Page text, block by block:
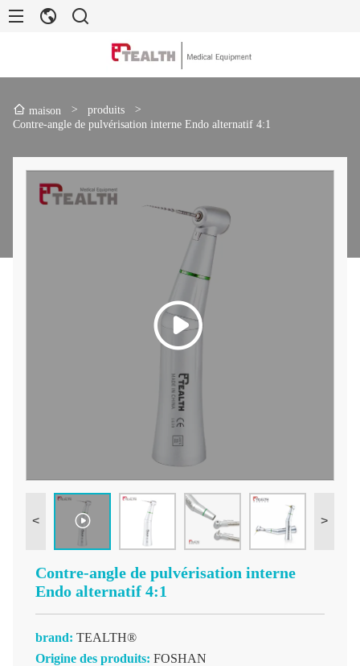
maison > produits
>
Contre-angle de pulvérisation interne Endo alternatif 4:1
< >
Contre-angle de pulvérisation interne
Endo alternatif 4:1
brand: TEALTH®
Origine des produits: FOSHAN